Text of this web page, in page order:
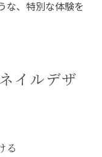
な、特別な体験を
イルデザ
る